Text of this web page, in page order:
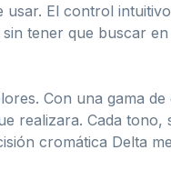
El control
tener que buscar
Con una gama
realizara. Cada tono,
cromática Delta